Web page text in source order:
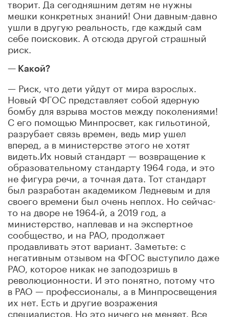
творит. Да сегодняшним детям не нужны
мешки конкретных знаний! Они давным-давно
ушли в другую реальность, где каждый сам
себе поисковик. А отсюда другой страшный
риск.
— Какой?
— Риск, что дети уйдут от мира взрослых.
Новый ФГОС представляет собой ядерную
бомбу для взрыва мостов между поколениями!
С его помощью Минпросвет, как гильотиной,
разрубает связь времен, ведь мир ушел
вперед, а в министерстве этого не хотят
видеть.Их новый стандарт — возвращение к
образовательному стандарту 1964 года, и это
не фигура речи, а точная дата. Тот стандарт
был разработан академиком Ледневым и для
своего времени был очень неплох. Но сейчас-
то на дворе не 1964‑й, а 2019 год, а
министерство, наплевав и на экспертное
сообщество, и на РАО, продолжает
продавливать этот вариант. Заметьте: с
негативным отзывом на ФГОС выступило даже
РАО, которое никак не заподозришь в
революционности. И это понятно, потому что
в РАО — профессионалы, а в Минпросвещения
их нет. Есть и другие возражения
специалистов. Но это ничего не меняет. Все